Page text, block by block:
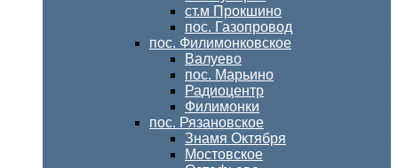
ст.м Прокшино
пос. Газопровод
пос. Филимонковское
Валуево
пос. Марьино
Радиоцентр
Филимонки
пос. Рязановское
Знамя Октября
Мостовское